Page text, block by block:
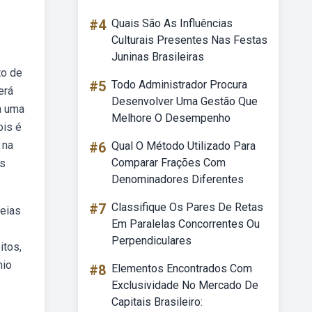
de
uma
é
#4 Quais São As Influências
Culturais Presentes Nas Festas
Juninas Brasileiras
#5 Todo Administrador Procura
Desenvolver Uma Gestão Que
Melhore O Desempenho
#6 Qual O Método Utilizado Para
Comparar Frações Com
Denominadores Diferentes
#7 Classifique Os Pares De Retas
Em Paralelas Concorrentes Ou
Perpendiculares
#8 Elementos Encontrados Com
Exclusividade No Mercado De
Capitais Brasileiro: